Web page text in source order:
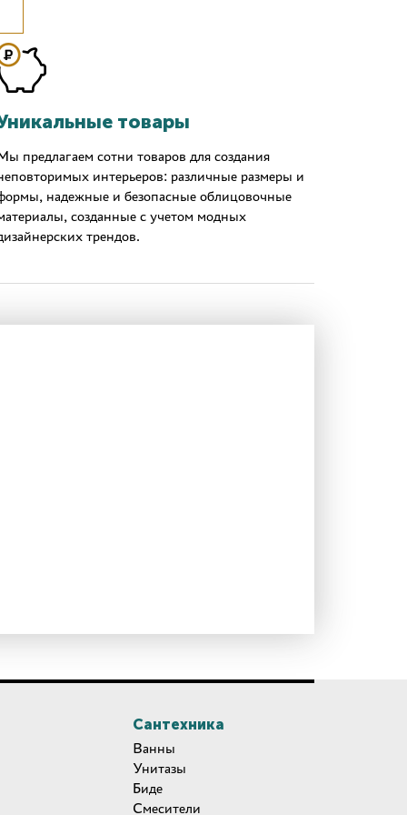
товары
предлагаем сотни товаров для создания
интерьеров: различные размеры и
надежные и безопасные облицовочные
созданные с учетом модных
трендов.
Сантехника
Ванны
Унитазы
Биде
Смесители